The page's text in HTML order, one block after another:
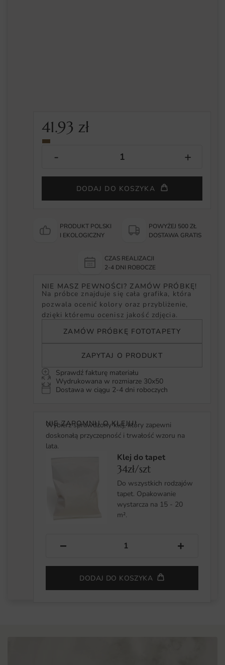
41.93zł
DODAJ DO KOSZYKA
PRODUKT POLSKI
I EKOLOGICZNY
POWYŻEJ 500 ZŁ
DOSTAWA GRATIS
CZAS REALIZACJI
2-4 DNI ROBOCZE
NIE MASZ PEWNOŚCI? ZAMÓW PRÓBKĘ!
Na próbce znajduje się cała grafika, która
pozwala ocenić kolory oraz przybliżenie,
dzięki któremu ocenisz jakość zdjęcia.
ZAMÓW PRÓBKĘ FOTOTAPETY
ZAPYTAJ O PRODUKT
Sprawdź fakturę materiału
Wydrukowana w rozmiarze 30x50
Dostawa w ciągu 2-4 dni roboczych
NIE ZAPOMNIJ O KLEJU!
Wybierz sprawdzony klej, który zapewni
doskonałą przyczepność i trwałość wzoru na
lata.
Klej do tapet
34zł/szt
Do wszystkich rodzajów
tapet. Opakowanie
wystarcza na 15 - 20
m².
− +
DODAJ DO KOSZYKA